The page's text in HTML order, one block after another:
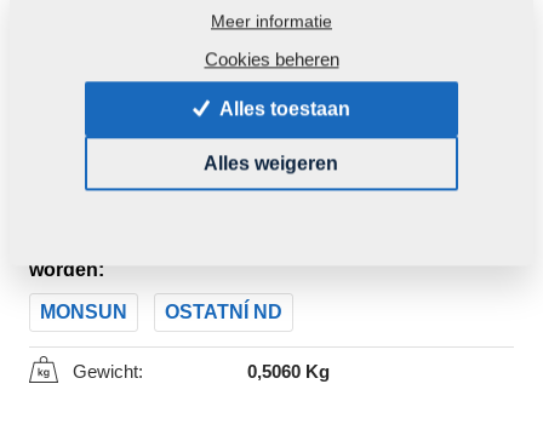
Productcode: m81180906-039
worden:
MONSUN OSTATNÍ ND
Gewicht: 0,5060 Kg
Meer informatie
Cookies beheren
Alles toestaan
Alles weigeren